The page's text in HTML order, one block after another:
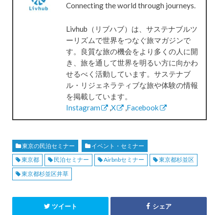
Connecting the world through journeys.
Livhub（リブハブ）は、サステナブルツ
ーリズムで世界をつなぐ旅マガジンで
す。良質な旅の機会をより多くの人に開
き、旅を通して世界を明るい方に向かわ
せるべく活動しています。サステナブ
ル・リジェネラティブな旅や体験の情報
を掲載しています。
Instagram
X Facebook
東京の民泊セミナー
イベント・セミナー
東京都
民泊セミナー Airbnbセミナー
東京都杉並区
東京都杉並区井草
ツイート シェア